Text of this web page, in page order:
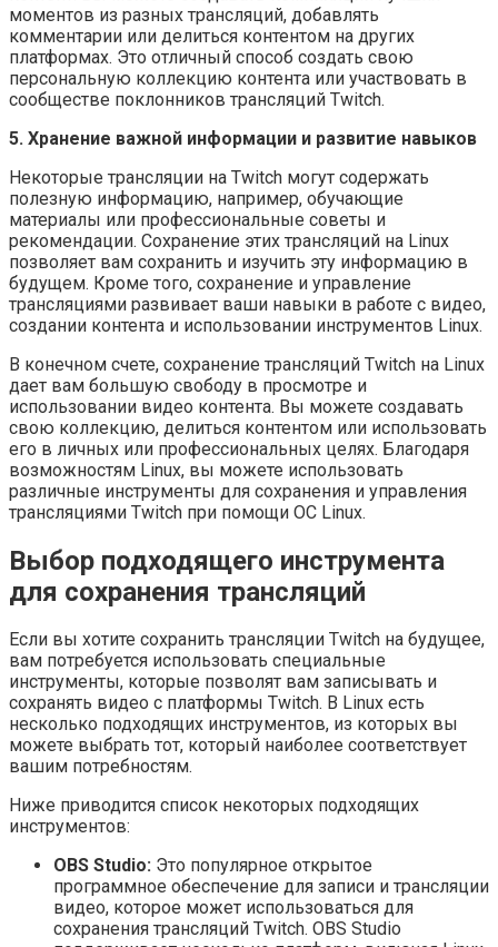
моментов из разных трансляций, добавлять
комментарии или делиться контентом на других
платформах. Это отличный способ создать свою
персональную коллекцию контента или участвовать в
сообществе поклонников трансляций Twitch.
5. Хранение важной информации и развитие навыков
Некоторые трансляции на Twitch могут содержать
полезную информацию, например, обучающие
материалы или профессиональные советы и
рекомендации. Сохранение этих трансляций на Linux
позволяет вам сохранить и изучить эту информацию в
будущем. Кроме того, сохранение и управление
трансляциями развивает ваши навыки в работе с видео,
создании контента и использовании инструментов Linux.
В конечном счете, сохранение трансляций Twitch на Linux
дает вам большую свободу в просмотре и
использовании видео контента. Вы можете создавать
свою коллекцию, делиться контентом или использовать
его в личных или профессиональных целях. Благодаря
возможностям Linux, вы можете использовать
различные инструменты для сохранения и управления
трансляциями Twitch при помощи ОС Linux.
Выбор подходящего инструмента
для сохранения трансляций
Если вы хотите сохранить трансляции Twitch на будущее,
вам потребуется использовать специальные
инструменты, которые позволят вам записывать и
сохранять видео с платформы Twitch. В Linux есть
несколько подходящих инструментов, из которых вы
можете выбрать тот, который наиболее соответствует
вашим потребностям.
Ниже приводится список некоторых подходящих
инструментов:
OBS Studio: Это популярное открытое
программное обеспечение для записи и трансляции
видео, которое может использоваться для
сохранения трансляций Twitch. OBS Studio